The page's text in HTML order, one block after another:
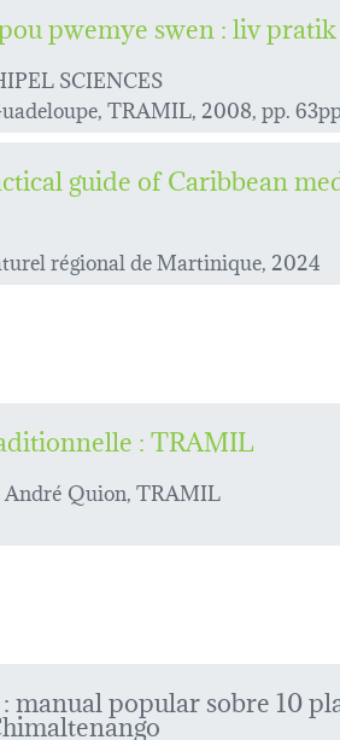
pwemye swen : liv pratik
SCIENCES
TRAMIL, 2008, pp.
guide of Caribbean
régional de Martinique, 2024
: TRAMIL
André Quion, TRAMIL
manual popular sobre 10